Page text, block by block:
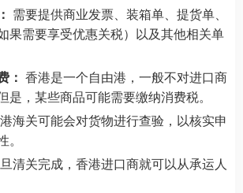
需要提供商业发票、装箱单、提货单、
果需要享受优惠关税）以及其他相关单
： 香港是一个自由港，一般不对进口商
是，某些商品可能需要缴纳消费税。
海关可能会对货物进行查验，以核实申
清关完成，香港进口商就可以从承运人